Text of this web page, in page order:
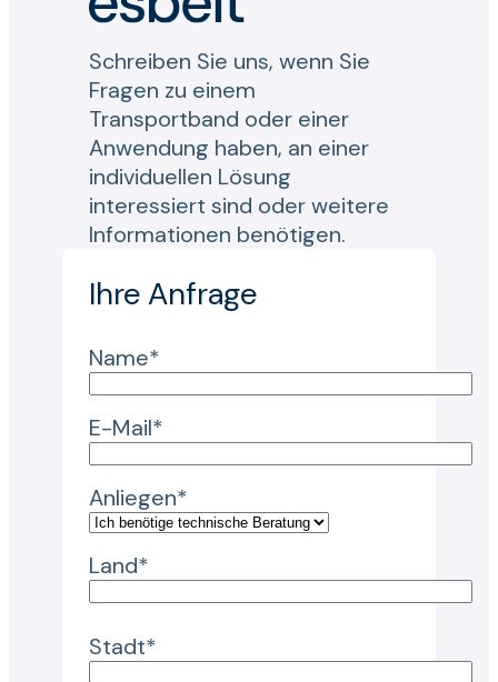
Schreiben Sie uns, wenn Sie
Fragen zu einem
Transportband oder einer
Anwendung haben, an einer
individuellen Lösung
interessiert sind oder weitere
Informationen benötigen.
Ihre Anfrage
Name*
E-Mail*
Anliegen*
Land*
Stadt*